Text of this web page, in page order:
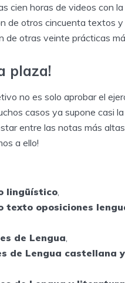
cien horas de videos con la
de otros cincuenta textos y
de otras veinte prácticas
plaza!
no es solo aprobar el
casos ya supone casi la
entre las notas más
a ello!
lingüístico,
texto oposiciones
de Lengua,
de Lengua castellana y